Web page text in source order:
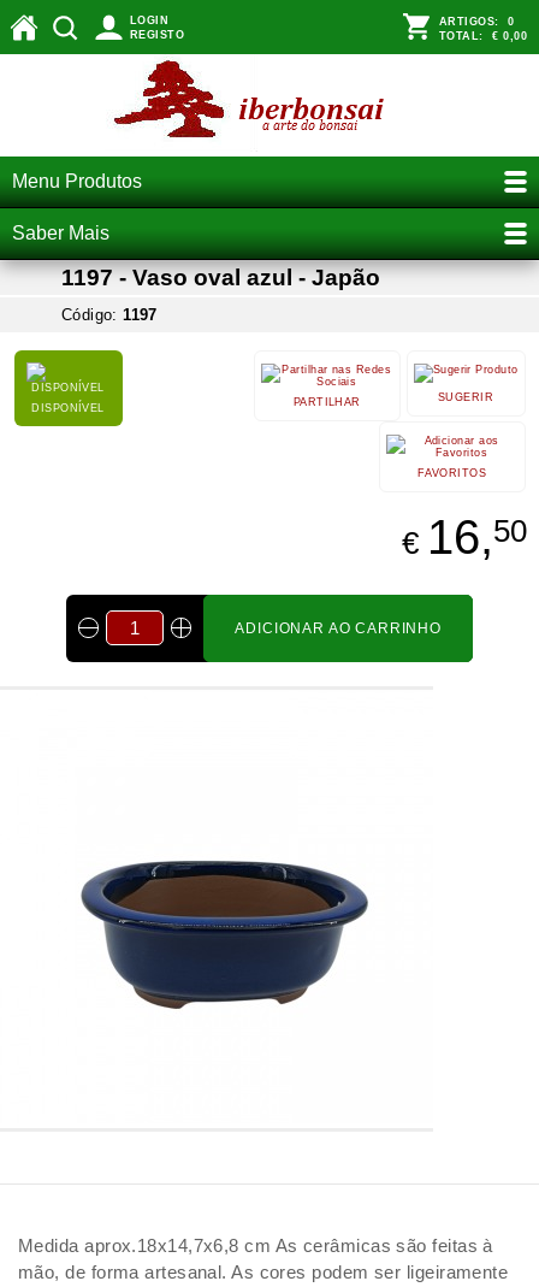
LOGIN
REGISTO
ARTIGOS: 0
TOTAL: € 0,00
Menu Produtos
Saber Mais
1197 - Vaso oval azul - Japão
Código:1197
DISPONÍVEL
SUGERIR
PARTILHAR
FAVORITOS
€ 16,50
ADICIONAR AO CARRINHO
Medida aprox.18x14,7x6,8 cm As cerâmicas são feitas à
mão, de forma artesanal. As cores podem ser ligeiramente